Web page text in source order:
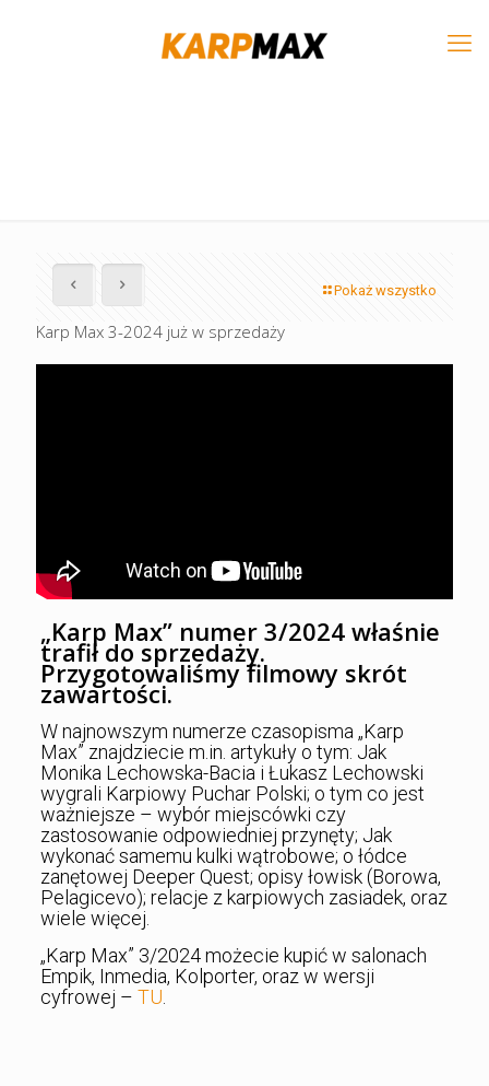
Pokaż wszystko
Karp Max 3-2024 już w sprzedaży
„Karp Max” numer 3/2024 właśnie
trafił do sprzedaży.
Przygotowaliśmy filmowy skrót
zawartości.
W najnowszym numerze czasopisma „Karp
Max” znajdziecie m.in. artykuły o tym: Jak
Monika Lechowska-Bacia i Łukasz Lechowski
wygrali Karpiowy Puchar Polski; o tym co jest
ważniejsze – wybór miejscówki czy
zastosowanie odpowiedniej przynęty; Jak
wykonać samemu kulki wątrobowe; o łódce
zanętowej Deeper Quest; opisy łowisk (Borowa,
Pelagicevo); relacje z karpiowych zasiadek, oraz
wiele więcej.
„Karp Max” 3/2024 możecie kupić w salonach
Empik, Inmedia, Kolporter, oraz w wersji
cyfrowej – TU